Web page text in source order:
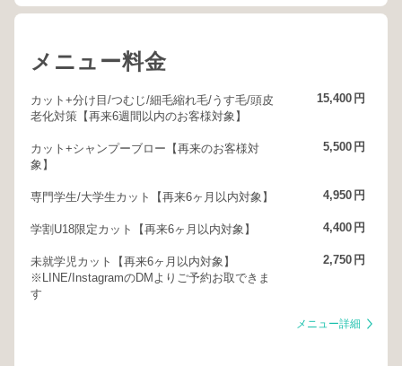
メニュー料金
カット+分け目/つむじ/細毛縮れ毛/うす毛/頭皮
老化対策【再来6週間以内のお客様対象】
15,400 円
カット+シャンプーブロー【再来のお客様対
象】
5,500 円
専門学生/大学生カット【再来6ヶ月以内対象】 4,950 円
学割U18限定カット【再来6ヶ月以内対象】 4,400 円
未就学児カット【再来6ヶ月以内対象】
※LINE/InstagramのDMよりご予約お取できま
す
2,750 円
メニュー詳細